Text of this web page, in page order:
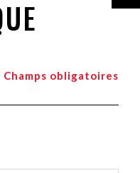
Champs obligatoires